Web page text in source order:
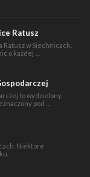
Ratusz
w Siechnicach.
o każdej …
to wydzielony
pod …
Niektóre